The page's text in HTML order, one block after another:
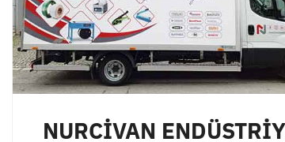
NURCİVAN